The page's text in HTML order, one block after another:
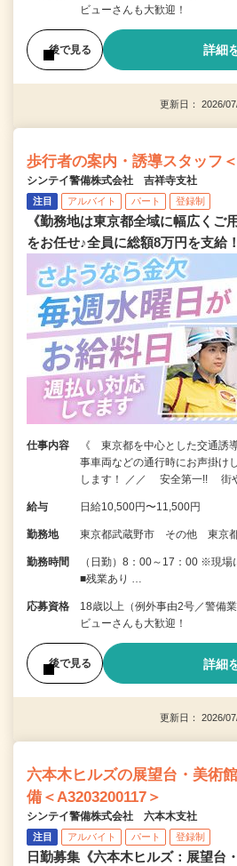
ビューさんも大歓迎！
後で見る 詳細
更新日： 2026/
歩行者の案内・誘導スタッフ
シンテイ警備株式会社 吉祥寺支社
注目 アルバイト パート 登録制
《勤務地は東京都全域に幅広くご
をお任せ♪全員に総額8万円を支給
仕事内容
《 東京都を中心とした交通
事車両などの通行時にお声掛け
します！ ／／ 安全第一!! 街
給与 日給10,500円〜11,500円
勤務地 東京都武蔵野市 その他 東京都
勤務時間
（日勤）8：00～17：00 ※現
■残業あり …
応募資格
18歳以上（例外事由2号／警備
ビューさんも大歓迎！
後で見る 詳細
更新日： 2026/
六本木ヒルズの展望台・美術
備＜A3203200117＞
シンテイ警備株式会社 六本木支社
注目 アルバイト パート 登録制
日勤募集《六本木ヒルズ：展望台